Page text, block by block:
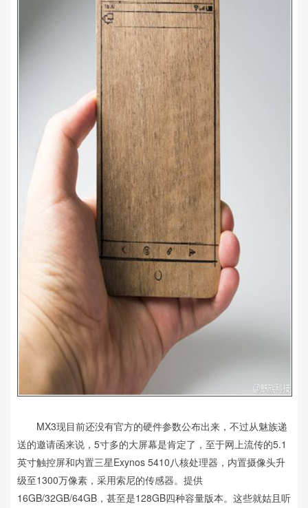
MX3现目前还没有官方的硬件参数公布出来，不过从魅族递
送的邀请函来说，5寸多的大屏幕是肯定了，至于网上流传的5.1
英寸触控屏和内置三星Exynos 5410八核处理器，内置摄像头升
级至1300万像素，采用索尼的传感器。提供
16GB/32GB/64GB，甚至是128GB四种容量版本。这些就姑且听